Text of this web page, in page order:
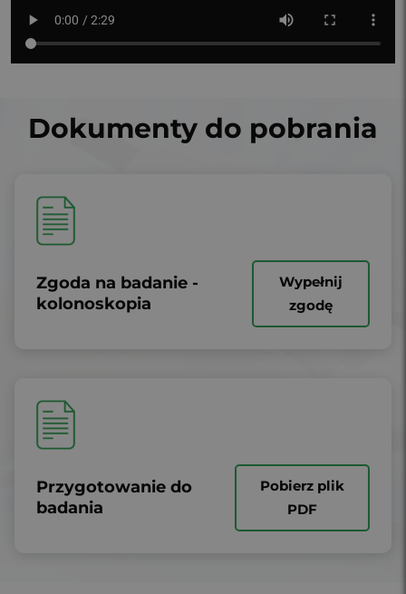
Dokumenty do pobrania
Zgoda na badanie -
kolonoskopia
Wypełnij
zgodę
Przygotowanie do
badania
Pobierz plik
PDF